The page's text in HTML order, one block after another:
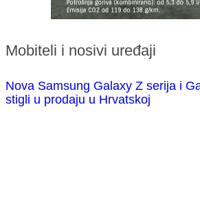
Mobiteli i nosivi uređaji
Nova Samsung Galaxy Z serija i
stigli u prodaju u Hrvatskoj